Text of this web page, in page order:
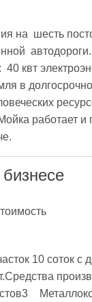
на  шесть
квт
в
работает
10 соток с
производства 1
Ограждающие